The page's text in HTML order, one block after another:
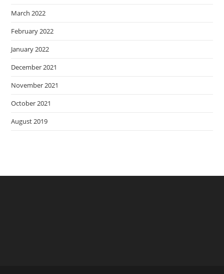
March 2022
February 2022
January 2022
December 2021
November 2021
October 2021
August 2019